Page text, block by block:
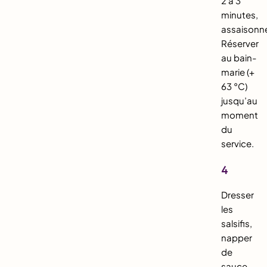
minutes,
Réserver
au bain-
marie (+
63 °C)
jusqu’au
moment
du
service.
4
Dresser
les
salsifis,
napper
de